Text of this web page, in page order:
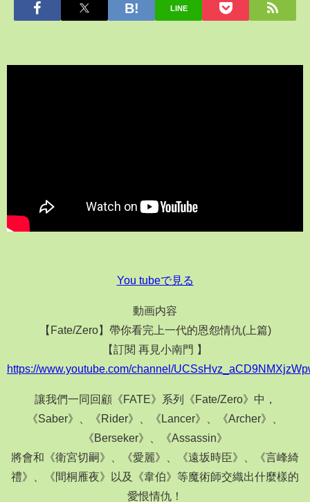
LINE
You tubeで見る
動画内容
【Fate/Zero】帶你看完上一代的恩怨情仇(上篇)
【訂閱 再見小南門 】
https://www.youtube.com/channel/
讓我們一同回顧《FATE》系列《Fate/Zero》中，
《Saber》、《Rider》、《Lancer》、《Archer》、
《Berseker》、《Assassin》
將會和《衛宮切嗣》、《愛麗》、《遠坂時臣》、《言峰綺
禮》、《間桐雁夜》以及《韋伯》等魔術師交織出什麼樣的
愛恨情仇！